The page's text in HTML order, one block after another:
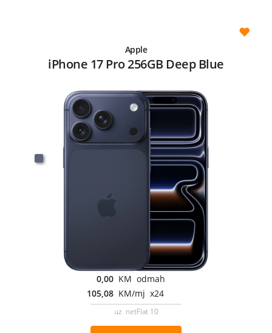
Apple
iPhone 17 Pro 256GB Deep Blue
0,00 KM odmah
105,08 KM/mj x24
uz netFlat 10